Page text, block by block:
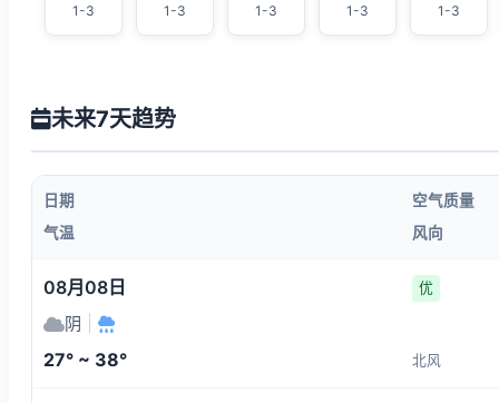
1-3 1-3 1-3 1-3 1-3
未来7天趋势
日期
空气质量
气温
风向
08月08日 优
阴
27° ~ 38° 北风